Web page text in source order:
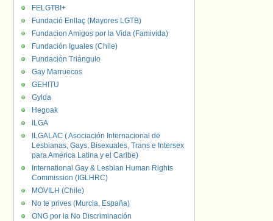
FELGTBI+
Fundació Enllaç (Mayores LGTB)
Fundacion Amigos por la Vida (Famivida)
Fundación Iguales (Chile)
Fundación Triángulo
Gay Marruecos
GEHITU
Gylda
Hegoak
ILGA
ILGALAC ( Asociación Internacional de
Lesbianas, Gays, Bisexuales, Trans e Intersex
para América Latina y el Caribe)
International Gay & Lesbian Human Rights
Commission (IGLHRC)
MOVILH (Chile)
No te prives (Murcia, España)
ONG por la No Discriminación